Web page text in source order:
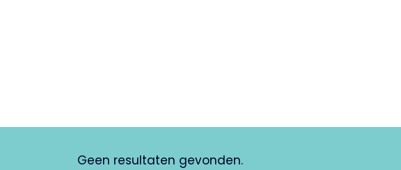
Geen resultaten gevonden.